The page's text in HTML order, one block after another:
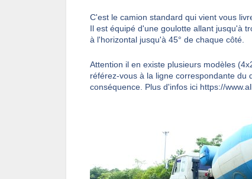
C'est le camion standard qui vient vous
Il est équipé d'une goulotte allant jusqu'à
à l'horizontal jusqu'à 45° de chaque côté.
Attention il en existe plusieurs modèles
référez-vous à la ligne correspondante du
conséquence. Plus d'infos ici https://